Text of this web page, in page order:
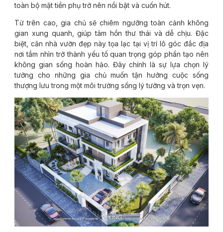
toàn bộ mặt tiền phụ trở nên nổi bật và cuốn hút.
Từ trên cao, gia chủ sẽ chiêm ngưỡng toàn cảnh không
gian xung quanh, giúp tâm hồn thư thái và dễ chịu. Đặc
biệt, căn nhà vườn đẹp này tọa lạc tại vị trí lô góc đắc địa
nơi tầm nhìn trở thành yếu tố quan trọng góp phần tạo nên
không gian sống hoàn hảo. Đây chính là sự lựa chọn lý
tưởng cho những gia chủ muốn tận hưởng cuộc sống
thượng lưu trong một môi trường sống lý tưởng và trọn vẹn.